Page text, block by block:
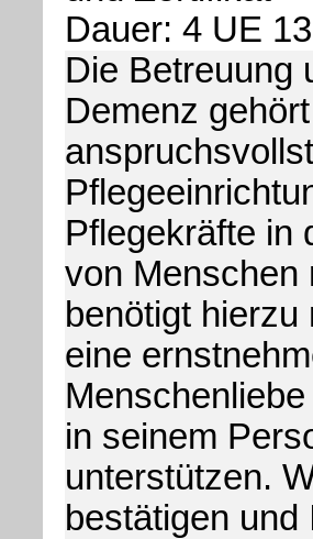
Dauer: 4 UE
Die Betreuung
Demenz
Pflegekräfte in
von Menschen
benötigt
eine
in seinem
unterstützen.
bestätigen